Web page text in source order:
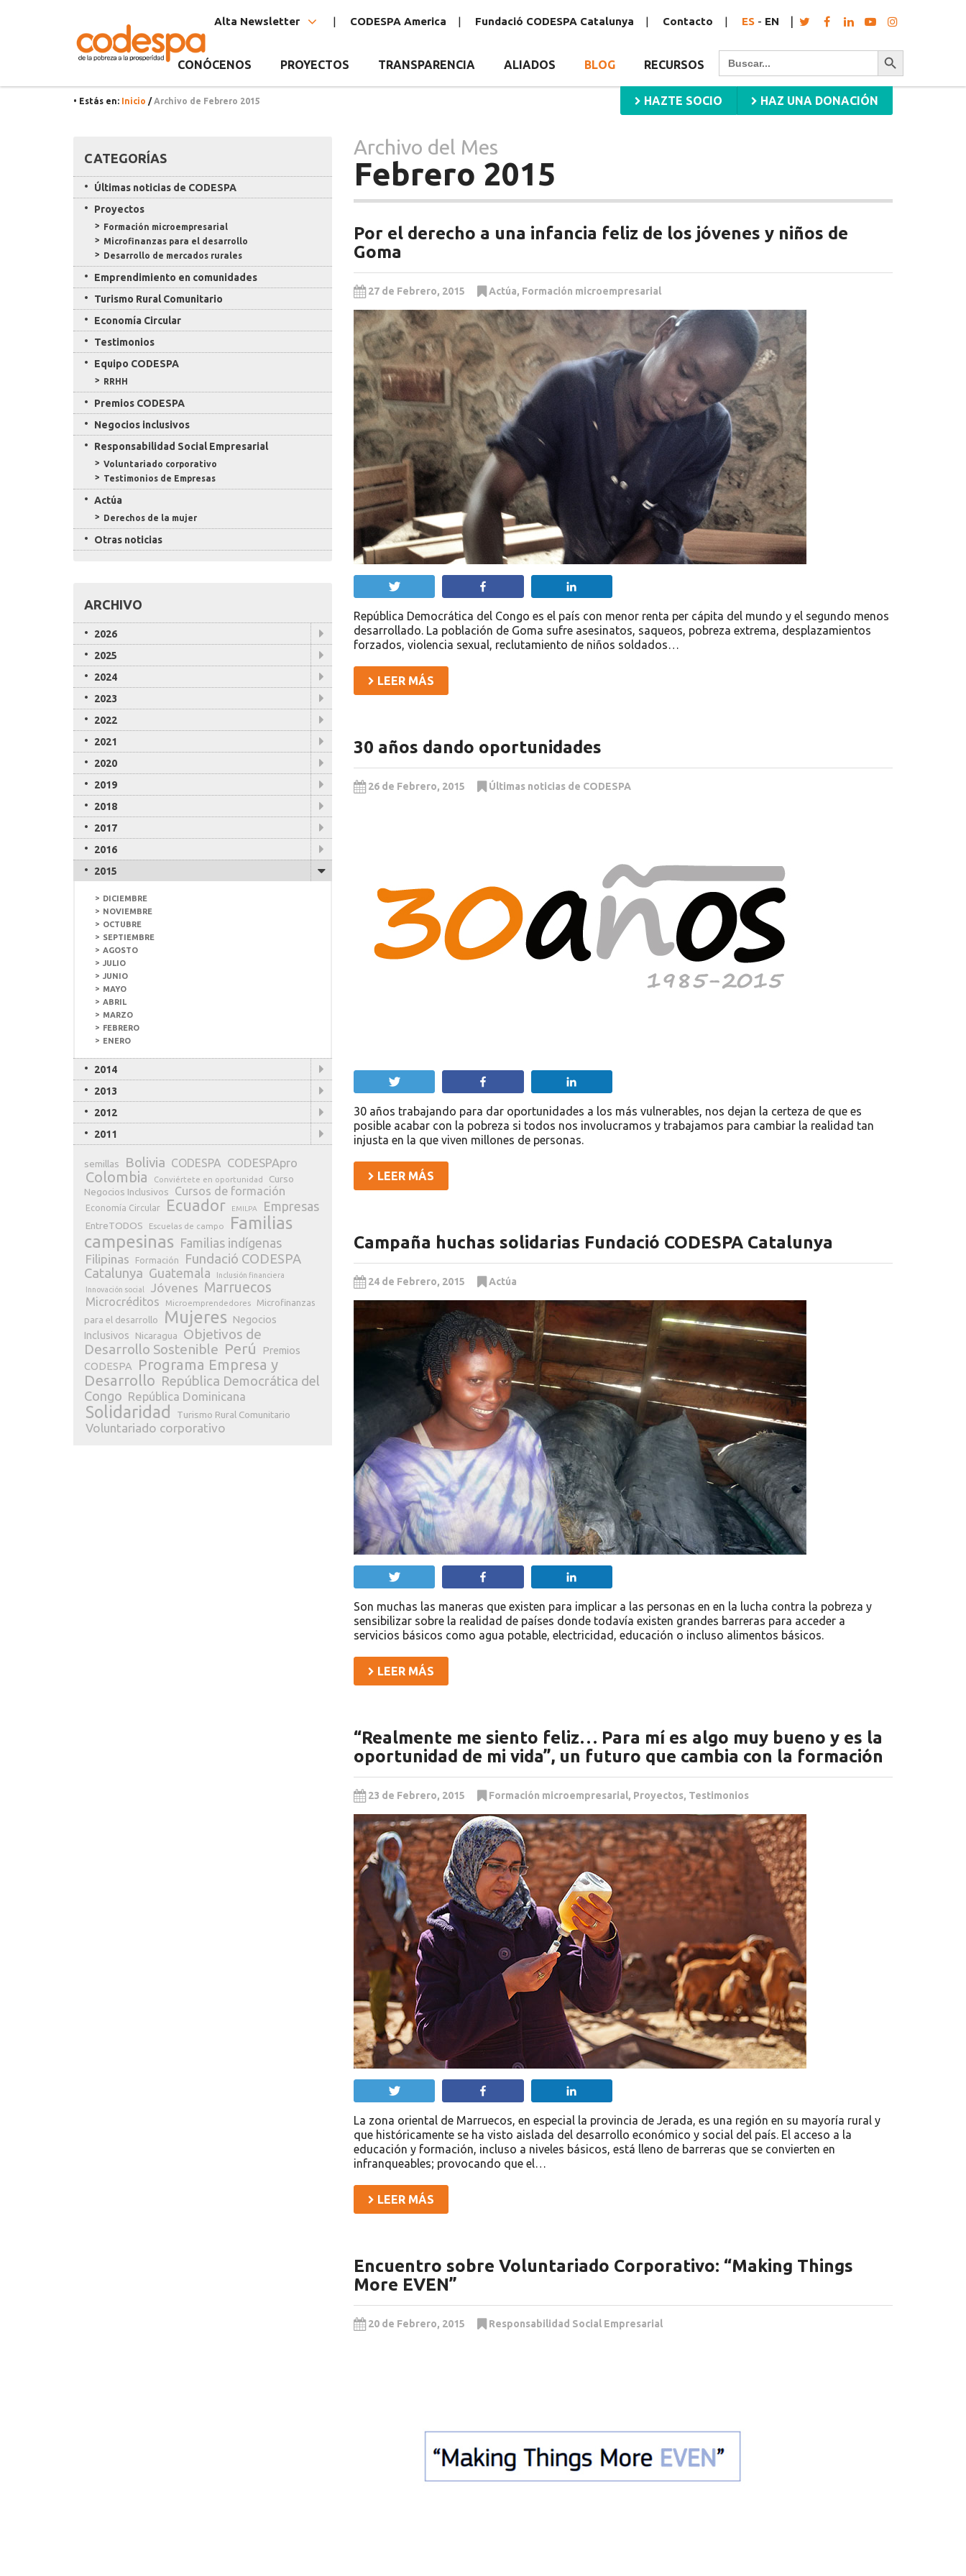
Febrero
Alta Newsletter CODESPA America Fundació CODESPA Catalunya Contacto ES - EN
CONÓCENOS PROYECTOS TRANSPARENCIA ALIADOS BLOG RECURSOS
Buscar: Botón de búsqueda
HAZTE SOCIO HAZ UNA DONACIÓN
• Estás en: Inicio / Archivo de Febrero 2015
Archivo del Mes
Febrero 2015
Por el derecho a una infancia feliz de los jóvenes y niños de
Goma
27 de Febrero, 2015 Actúa, Formación microempresarial
República Democrática del Congo es el país con menor renta per cápita del mundo y el segundo menos
desarrollado. La población de Goma sufre asesinatos, saqueos, pobreza extrema, desplazamientos
forzados, violencia sexual, reclutamiento de niños soldados…
LEER MÁS
30 años dando oportunidades
26 de Febrero, 2015 Últimas noticias de CODESPA
30 años trabajando para dar oportunidades a los más vulnerables, nos dejan la certeza de que es
posible acabar con la pobreza si todos nos involucramos y trabajamos para cambiar la realidad tan
injusta en la que viven millones de personas.
LEER MÁS
Campaña huchas solidarias Fundació CODESPA Catalunya
24 de Febrero, 2015 Actúa
Son muchas las maneras que existen para implicar a las personas en en la lucha contra la pobreza y
sensibilizar sobre la realidad de países donde todavía existen grandes barreras para acceder a
servicios básicos como agua potable, electricidad, educación o incluso alimentos básicos.
LEER MÁS
“Realmente me siento feliz… Para mí es algo muy bueno y es la
oportunidad de mi vida”, un futuro que cambia con la formación
23 de Febrero, 2015 Formación microempresarial, Proyectos, Testimonios
La zona oriental de Marruecos, en especial la provincia de Jerada, es una región en su mayoría rural y
que históricamente se ha visto aislada del desarrollo económico y social del país. El acceso a la
educación y formación, incluso a niveles básicos, está lleno de barreras que se convierten en
infranqueables; provocando que el…
LEER MÁS
Encuentro sobre Voluntariado Corporativo: “Making Things
More EVEN”
20 de Febrero, 2015 Responsabilidad Social Empresarial
CATEGORÍAS
Últimas noticias de CODESPA
Proyectos
Formación microempresarial
Microfinanzas para el desarrollo
Desarrollo de mercados rurales
Emprendimiento en comunidades
Turismo Rural Comunitario
Economía Circular
Testimonios
Equipo CODESPA
RRHH
Premios CODESPA
Negocios inclusivos
Responsabilidad Social Empresarial
Voluntariado corporativo
Testimonios de Empresas
Actúa
Derechos de la mujer
Otras noticias
ARCHIVO
2026
2025
2024
2023
2022
2021
2020
2019
2018
2017
2016
2015
DICIEMBRE
NOVIEMBRE
OCTUBRE
SEPTIEMBRE
AGOSTO
JULIO
JUNIO
MAYO
ABRIL
MARZO
FEBRERO
ENERO
2014
2013
2012
2011
NUBE DE ETIQUETAS
AECID
semillas
Bolivia CODESPA CODESPApro
Colombia Conviértete en oportunidad
Curso
Negocios Inclusivos
Cursos de formación
Economía Circular Ecuador EMILPA Empresas
EntreTODOS Escuelas de campo
Familias
campesinas Familias indígenas
Filipinas
Formación
Fundació CODESPA
Catalunya Guatemala
Inclusión financiera
Innovación social
Jóvenes Marruecos
Microcréditos Microemprendedores
Microfinanzas
para el desarrollo
Mujeres
Negocios
Inclusivos
Nicaragua
Objetivos de
Desarrollo Sostenible Perú
Premios
CODESPA
Programa Empresa y
Desarrollo República Democrática del
Congo República Dominicana
Solidaridad Turismo Rural Comunitario
Voluntariado corporativo